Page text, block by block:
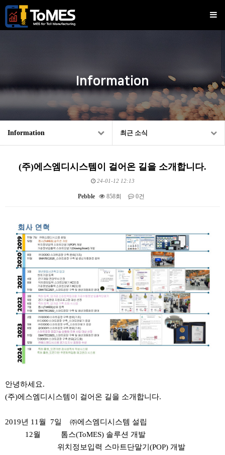
Information
Information 최근 소식
(주)에스엠디시스템이 걸어온 길을 소개합니다.
24-01-12 12:13
Pebble 858회 0건
안녕하세요.
(주)에스엠디시스템이 걸어온 길을 소개합니다.
2019년 11월 7일 ㈜에스엠디시스템 설립
12월 톰스(ToMES) 솔루션 개발
위치정보입력 스마트단말기(POP) 개발